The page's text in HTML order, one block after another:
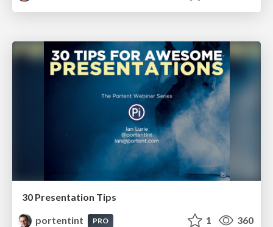
30 Presentation Tips
portentint
PRO 1 360